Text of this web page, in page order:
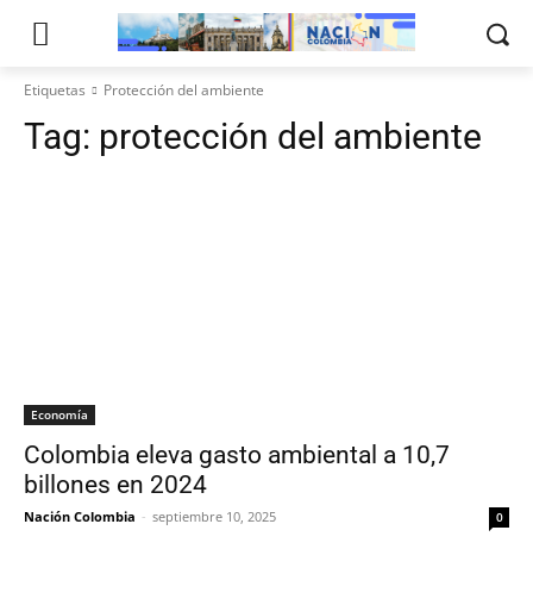
Etiquetas Protección del ambiente
Tag: protección del ambiente
Economía
Colombia eleva gasto ambiental a 10,7
billones en 2024
Nación Colombia - septiembre 10, 2025 0